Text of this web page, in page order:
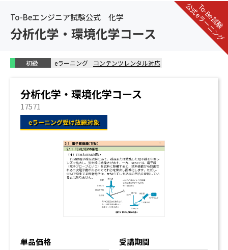
To-Beエンジニア試験公式 化学
分析化学・環境化学コース
To-Be試験
公式eラーニング
初級 eラーニング コンテンツレンタル対応
分析化学・環境化学コース
17571
単品価格
受講期間